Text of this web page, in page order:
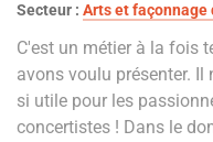
Secteur : Arts et façonnage
C'est un métier à la fois
avons voulu présenter.
si utile pour les
concertistes ! Dans le